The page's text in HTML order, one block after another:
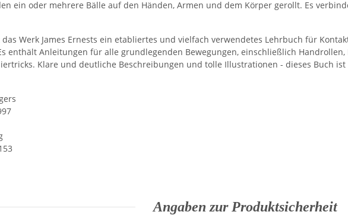
ein oder mehrere Bälle auf den Händen, Armen und dem Körper gerollt. Es
Werk James Ernests ein etabliertes und vielfach verwendetes Lehrbuch für
enthält Anleitungen für alle grundlegenden Bewegungen, einschließlich
Klare und deutliche Beschreibungen und tolle Illustrationen - dieses Buch
Angaben zur Produktsicherheit